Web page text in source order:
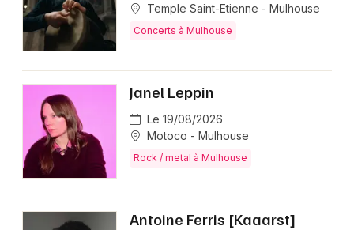
Temple Saint-Etienne - Mulhouse
Concerts à Mulhouse
Janel Leppin
Le 19/08/2026
Motoco - Mulhouse
Rock / metal à Mulhouse
Antoine Ferris [Kaaarst]